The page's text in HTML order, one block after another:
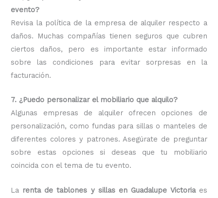
evento?
Revisa la política de la empresa de alquiler respecto a
daños. Muchas compañías tienen seguros que cubren
ciertos daños, pero es importante estar informado
sobre las condiciones para evitar sorpresas en la
facturación.
7. ¿Puedo personalizar el mobiliario que alquilo?
Algunas empresas de alquiler ofrecen opciones de
personalización, como fundas para sillas o manteles de
diferentes colores y patrones. Asegúrate de preguntar
sobre estas opciones si deseas que tu mobiliario
coincida con el tema de tu evento.
La renta de tablones y sillas en Guadalupe Victoria es